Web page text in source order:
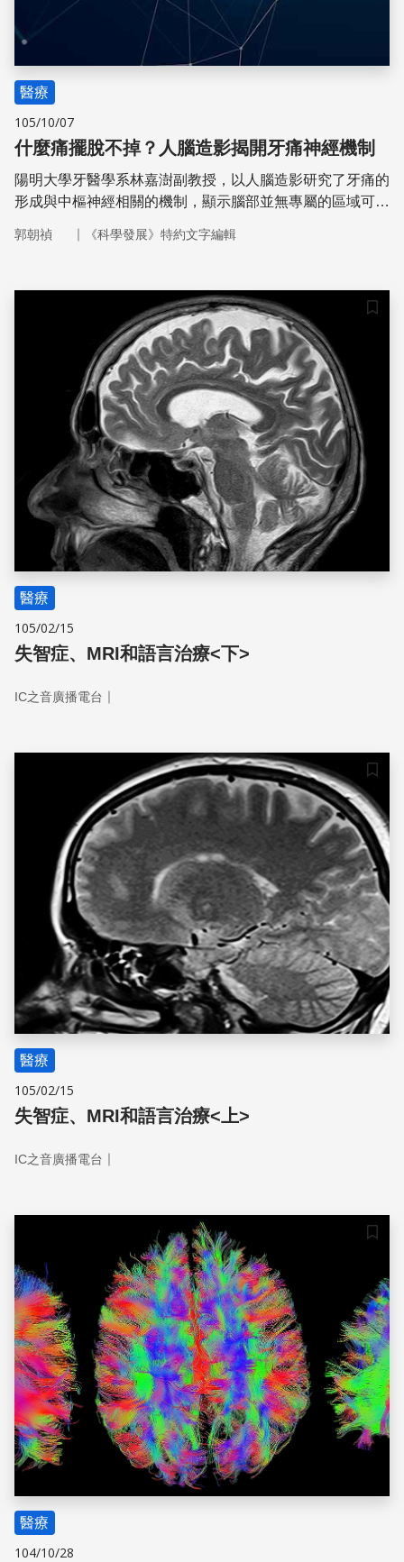
醫療
105/10/07
什麼痛擺脫不掉？人腦造影揭開牙痛神經機制
陽明大學牙醫學系林嘉澍副教授，以人腦造影研究了牙痛的
形成與中樞神經相關的機制，顯示腦部並無專屬的區域可對
郭朝禎 ｜ 《科學發展》特約文字編輯
儲存
醫療
105/02/15
失智症、MRI和語言治療<下>
IC之音廣播電台 ｜
儲存
醫療
105/02/15
失智症、MRI和語言治療<上>
IC之音廣播電台 ｜
儲存
醫療
104/10/28